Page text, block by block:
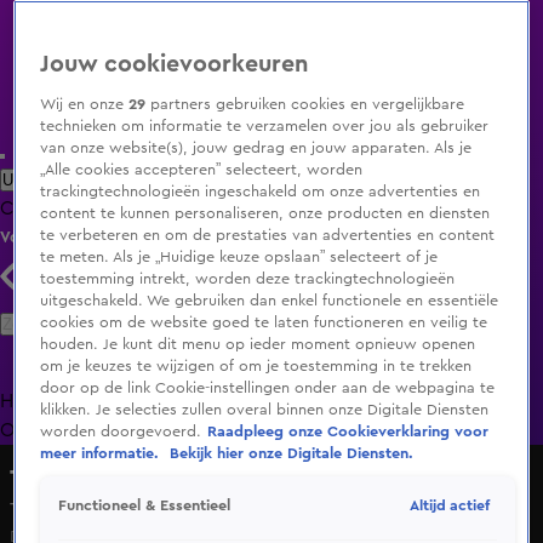
Uitzending Gemist Populaire programma's Zenders Genres
ClipsFilmsRadioSmart TV inlogShop
Volg KIJK
Zoeken
HomeUitzending Gemist Programma's De Bondgenoten
OranjezomerLivestreamsShop
The Bicycle Race
Thomas Dekker probeert Joshua Nolet te slim af te zijn
Do 28 mei, 15:45
Jouw cookievoorkeuren
Wij en onze29 partners gebruiken cookies en vergelijkbare
technieken om informatie te verzamelen over jou als gebruiker
van onze website(s), jouw gedrag en jouw apparaten. Als je
„Alle cookies accepteren” selecteert, worden
trackingtechnologieën ingeschakeld om onze advertenties en
content te kunnen personaliseren, onze producten en diensten
te verbeteren en om de prestaties van advertenties en content
te meten. Als je „Huidige keuze opslaan” selecteert of je
toestemming intrekt, worden deze trackingtechnologieën
uitgeschakeld. We gebruiken dan enkel functionele en essentiële
cookies om de website goed te laten functioneren en veilig te
houden. Je kunt dit menu op ieder moment opnieuw openen
om je keuzes te wijzigen of om je toestemming in te trekken
door op de link Cookie-instellingen onder aan de webpagina te
klikken. Je selecties zullen overal binnen onze Digitale Diensten
worden doorgevoerd.
Raadpleeg onze Cookieverklaring voor
meer informatie.
Bekijk hier onze Digitale Diensten.
Functioneel & Essentieel Altijd actief